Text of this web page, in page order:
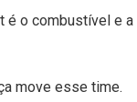
é o combustível e
move esse time.